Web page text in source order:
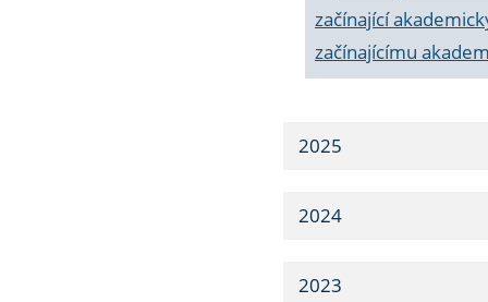
začínající
začínajícímu
2025
2024
2023